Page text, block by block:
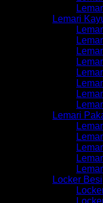
Lemari
Lemari
Locker Besi